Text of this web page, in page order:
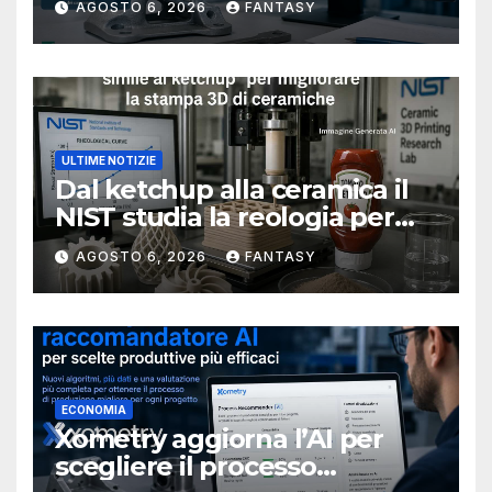
AGOSTO 6, 2026 FANTASY
ULTIME NOTIZIE
Dal ketchup alla ceramica il
NIST studia la reologia per
rendere più affidabile la
stampa 3D
AGOSTO 6, 2026 FANTASY
ECONOMIA
Xometry aggiorna l’AI per
scegliere il processo